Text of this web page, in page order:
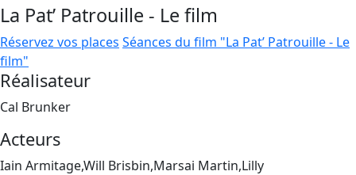
La Pat’ Patrouille - Le film
Réservez vos places Séances du film "La Pat’ Patrouille - Le
film"
Réalisateur
Cal Brunker
Acteurs
Iain Armitage,Will Brisbin,Marsai Martin,Lilly